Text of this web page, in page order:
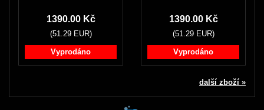
1390.00 Kč
(51.29 EUR)
Vyprodáno
1390.00 Kč
(51.29 EUR)
Vyprodáno
další zboží »